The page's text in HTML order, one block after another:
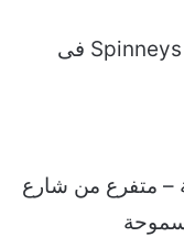
عناوين فروع سبينيس مصر Spinneys Egypt فى
– متفرع من شارع
سموحة